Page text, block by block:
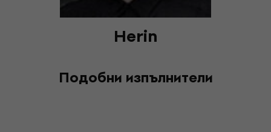
Herin
Подобни изпълнители